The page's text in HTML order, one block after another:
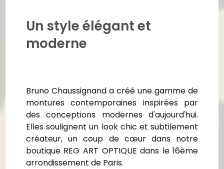
Un style élégant et
moderne
Bruno Chaussignand a créé une gamme de
montures contemporaines inspirées par
des conceptions modernes d'aujourd'hui.
Elles soulignent un look chic et subtilement
créateur, un coup de cœur dans notre
boutique REG ART OPTIQUE dans le 16ème
arrondissement de Paris.